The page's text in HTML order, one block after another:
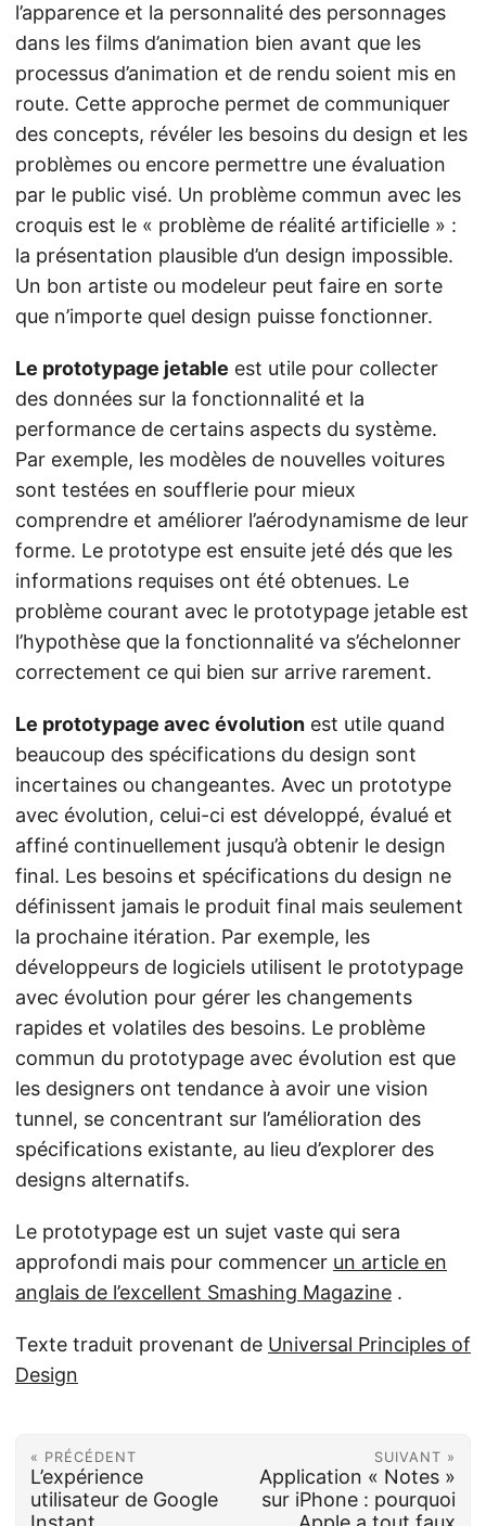
l’apparence et la personnalité des personnages
dans les films d’animation bien avant que les
processus d’animation et de rendu soient mis en
route. Cette approche permet de communiquer
des concepts, révéler les besoins du design et les
problèmes ou encore permettre une évaluation
par le public visé. Un problème commun avec les
croquis est le « problème de réalité artificielle » :
la présentation plausible d’un design impossible.
Un bon artiste ou modeleur peut faire en sorte
que n’importe quel design puisse fonctionner.
Le prototypage jetable est utile pour collecter
des données sur la fonctionnalité et la
performance de certains aspects du système.
Par exemple, les modèles de nouvelles voitures
sont testées en soufflerie pour mieux
comprendre et améliorer l’aérodynamisme de leur
forme. Le prototype est ensuite jeté dés que les
informations requises ont été obtenues. Le
problème courant avec le prototypage jetable est
l’hypothèse que la fonctionnalité va s’échelonner
correctement ce qui bien sur arrive rarement.
Le prototypage avec évolution est utile quand
beaucoup des spécifications du design sont
incertaines ou changeantes. Avec un prototype
avec évolution, celui-ci est développé, évalué et
affiné continuellement jusqu’à obtenir le design
final. Les besoins et spécifications du design ne
définissent jamais le produit final mais seulement
la prochaine itération. Par exemple, les
développeurs de logiciels utilisent le prototypage
avec évolution pour gérer les changements
rapides et volatiles des besoins. Le problème
commun du prototypage avec évolution est que
les designers ont tendance à avoir une vision
tunnel, se concentrant sur l’amélioration des
spécifications existante, au lieu d’explorer des
designs alternatifs.
Le prototypage est un sujet vaste qui sera
approfondi mais pour commencer un article en
anglais de l’excellent Smashing Magazine .
Texte traduit provenant de Universal Principles of
Design
« PRÉCÉDENT
L’expérience
utilisateur de Google
SUIVANT »
Application « Notes »
sur iPhone : pourquoi